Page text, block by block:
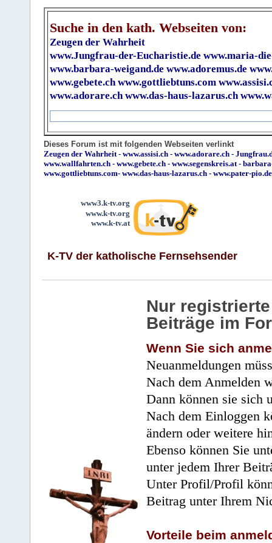
Suche in den kath. Webseiten von:
Zeugen der Wahrheit
www.Jungfrau-der-Eucharistie.de www.maria-
www.barbara-weigand.de www.adoremus.de
www.gebete.ch www.gottliebtuns.com
www.adorare.ch www.das-haus-lazarus.ch
Dieses Forum ist mit folgenden Webseiten verlinkt
Zeugen der Wahrheit - www.assisi.ch - www.adorare.ch -
www.wallfahrten.ch - www.gebete.ch - www.segenskreis.at -
www.gottliebtuns.com- www.das-haus-lazarus.ch - www.pater-pio.de
www3.k-tv.org
www.k-tv.org
www.k-tv.at
K-TV der katholische Fernsehsender
Nur
Beiträge im
Wenn Sie sich
Neuanmeldungen
Nach dem Anmelden
Dann können sie sich
Nach dem Einloggen
ändern oder weitere
Ebenso können Sie
unter jedem Ihrer
Unter Profil/Profil
Beitrag unter Ihrem
Vorteile beim